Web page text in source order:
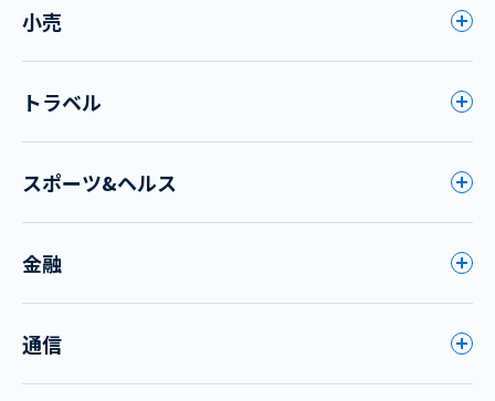
小売
トラベル
スポーツ&ヘルス
金融
通信